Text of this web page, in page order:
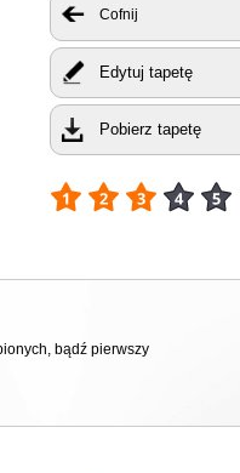
Cofnij
Edytuj tapetę
Pobierz tapetę
bądź pierwszy